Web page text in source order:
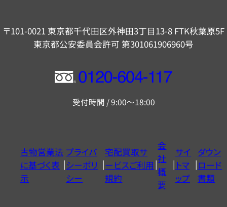
〒101-0021 東京都千代田区外神田3丁目13-8 FTK秋葉原5F
東京都公安委員会許可 第301061906960号
フ
ー
ヤ
ル
0120604117
受付時間 / 9:00～18:00
古物営業法
に基づく表
示
プライバ
シーポリ
シー
宅配買取サ
ービスご利用
規約
会
社
概
要
サイ
トマ
ップ
ダウン
ロード
書類